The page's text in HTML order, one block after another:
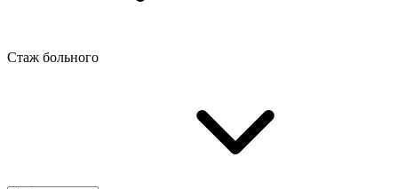
Стаж больного